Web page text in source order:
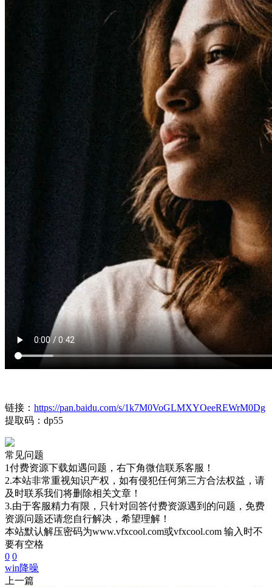
链接： https://pan.baidu.com/s/1k7M0VoGLMXYOeeREWrM0Dg
提取码：dp55
常见问题
1付费资源下载如遇问题，右下角微信联系客服！
2.本站非常重视知识产权，如有侵犯任何第三方合法权益，请
及时联系我们将删除相关文章！
3.由于客服精力有限，只针对回答付费资源遇到的问题，免费
资源问题还请您自行解决，希望理解！
本站默认解压密码为www.vfxcool.com或vfxcool.com 输入时不
要有空格
0 0
win降噪
上一篇